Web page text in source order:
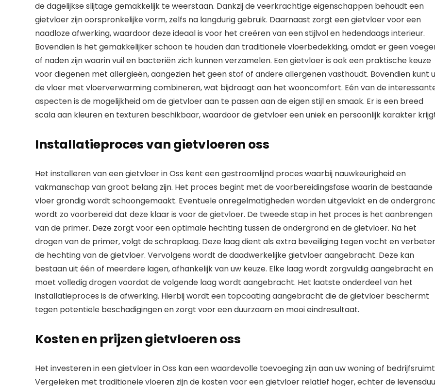
de dagelijkse slijtage gemakkelijk te weerstaan. Dankzij de veerkrachtige eigenschappen behoudt een
gietvloer zijn oorspronkelijke vorm, zelfs na langdurig gebruik. Daarnaast zorgt een gietvloer voor een
naadloze afwerking, waardoor deze ideaal is voor het creëren van een stijlvol en hedendaags interieur.
Bovendien is het gemakkelijker schoon te houden dan traditionele vloerbedekking, omdat er geen
of naden zijn waarin vuil en bacteriën zich kunnen verzamelen. Een gietvloer is ook een praktische keuze
voor diegenen met allergieën, aangezien het geen stof of andere allergenen vasthoudt. Bovendien kunt u
de vloer met vloerverwarming combineren, wat bijdraagt aan het wooncomfort. Eén van de
aspecten is de mogelijkheid om de gietvloer aan te passen aan de eigen stijl en smaak. Er is een breed
scala aan kleuren en texturen beschikbaar, waardoor de gietvloer een uniek en persoonlijk karakter
Installatieproces van gietvloeren oss
Het installeren van een gietvloer in Oss kent een gestroomlijnd proces waarbij nauwkeurigheid en
vakmanschap van groot belang zijn. Het proces begint met de voorbereidingsfase waarin de bestaande
vloer grondig wordt schoongemaakt. Eventuele onregelmatigheden worden uitgevlakt en de
wordt zo voorbereid dat deze klaar is voor de gietvloer. De tweede stap in het proces is het aanbrengen
van de primer. Deze zorgt voor een optimale hechting tussen de ondergrond en de gietvloer. Na het
drogen van de primer, volgt de schraplaag. Deze laag dient als extra beveiliging tegen vocht en
de hechting van de gietvloer. Vervolgens wordt de daadwerkelijke gietvloer aangebracht. Deze kan
bestaan uit één of meerdere lagen, afhankelijk van uw keuze. Elke laag wordt zorgvuldig aangebracht en
moet volledig drogen voordat de volgende laag wordt aangebracht. Het laatste onderdeel van het
installatieproces is de afwerking. Hierbij wordt een topcoating aangebracht die de gietvloer beschermt
tegen potentiele beschadigingen en zorgt voor een duurzaam en mooi eindresultaat.
Kosten en prijzen gietvloeren oss
Het investeren in een gietvloer in Oss kan een waardevolle toevoeging zijn aan uw woning of
Vergeleken met traditionele vloeren zijn de kosten voor een gietvloer relatief hoger, echter de